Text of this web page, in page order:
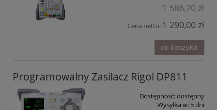
1 586,70 zł
Cena netto: 1 290,00 zł
do koszyka
Programowalny Zasilacz Rigol DP811
Dostępność:dostępny
Wysyłka w: 5 dni